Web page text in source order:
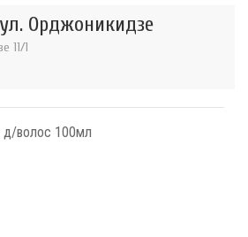
Орджоникидзе
11/1
д/волос 100мл